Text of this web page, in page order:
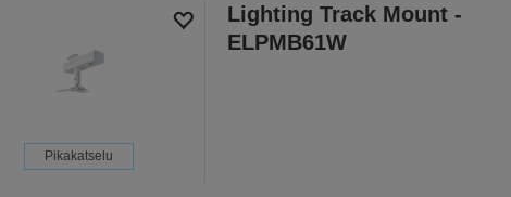
Pikakatselu
Lighting Track Mount -
ELPMB61W